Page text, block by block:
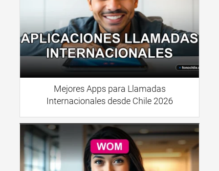
Mejores Apps para Llamadas
Internacionales desde Chile 2026